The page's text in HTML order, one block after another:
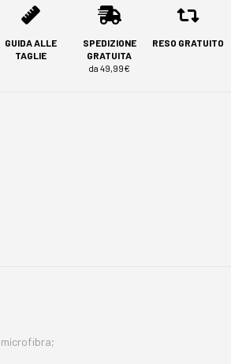
GUIDA ALLE
TAGLIE
SPEDIZIONE
GRATUITA
da 49,99€
RESO GRATUITO